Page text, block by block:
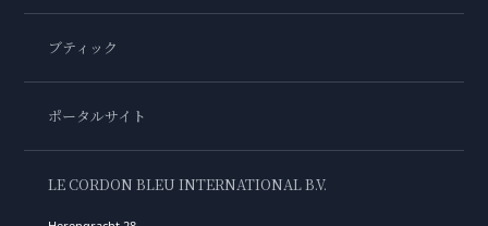
ブティック
ポータルサイト
LE CORDON BLEU INTERNATIONAL B.V.